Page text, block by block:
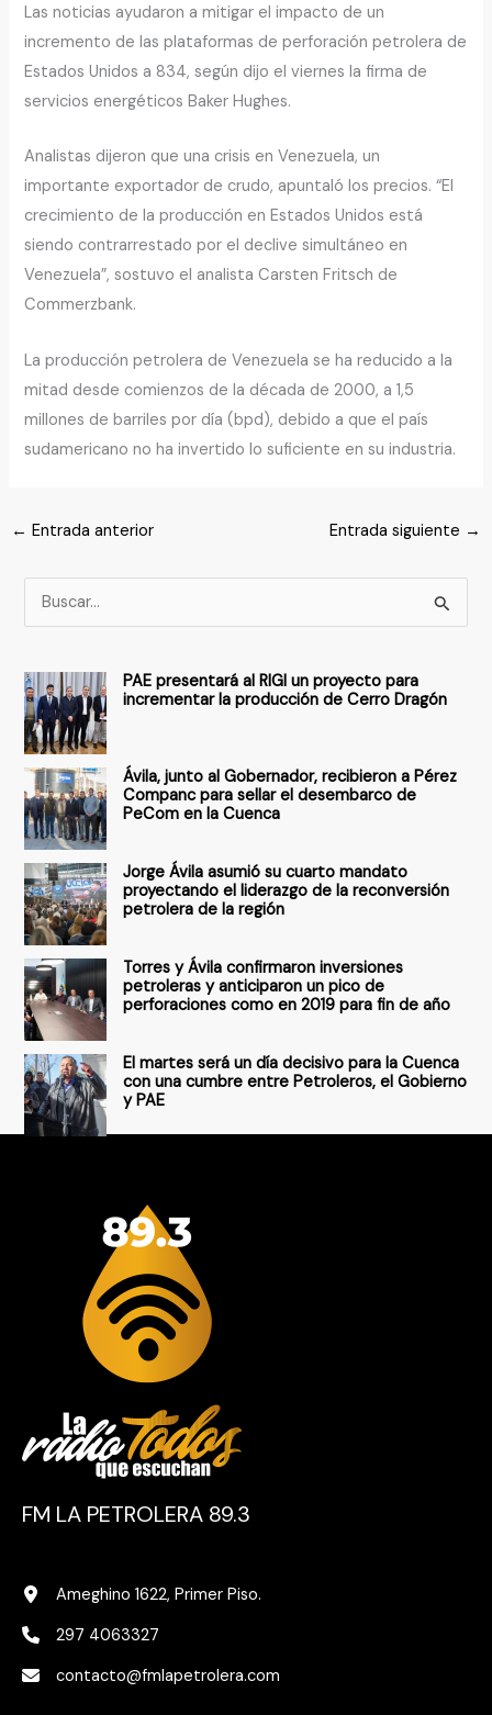
Las noticias ayudaron a mitigar el impacto de un
incremento de las plataformas de perforación petrolera de
Estados Unidos a 834, según dijo el viernes la firma de
servicios energéticos Baker Hughes.
Analistas dijeron que una crisis en Venezuela, un
importante exportador de crudo, apuntaló los precios. “El
crecimiento de la producción en Estados Unidos está
siendo contrarrestado por el declive simultáneo en
Venezuela”, sostuvo el analista Carsten Fritsch de
Commerzbank.
La producción petrolera de Venezuela se ha reducido a la
mitad desde comienzos de la década de 2000, a 1,5
millones de barriles por día (bpd), debido a que el país
sudamericano no ha invertido lo suficiente en su industria.
← Entrada anterior Entrada siguiente →
u
c
a
r
o
r
:
PAE presentará al RIGI un proyecto para
incrementar la producción de Cerro Dragón
Ávila, junto al Gobernador, recibieron a Pérez
Companc para sellar el desembarco de
PeCom en la Cuenca
Jorge Ávila asumió su cuarto mandato
proyectando el liderazgo de la reconversión
petrolera de la región
Torres y Ávila confirmaron inversiones
petroleras y anticiparon un pico de
perforaciones como en 2019 para fin de año
El martes será un día decisivo para la Cuenca
con una cumbre entre Petroleros, el Gobierno
y PAE
FM LA PETROLERA 89.3
Ameghino 1622, Primer Piso.
297 4063327
contacto@fmlapetrolera.com